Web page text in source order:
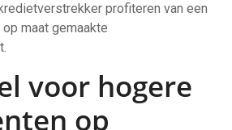
profiteren van een
maat gemaakte
voor hogere
op